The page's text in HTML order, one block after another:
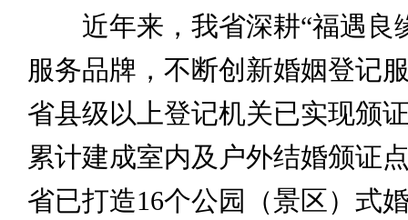
近年来，我省深耕“福遇良
服务品牌，不断创新婚姻登记
省县级以上登记机关已实现颁
累计建成室内及户外结婚颁证
省已打造16个公园（景区）式